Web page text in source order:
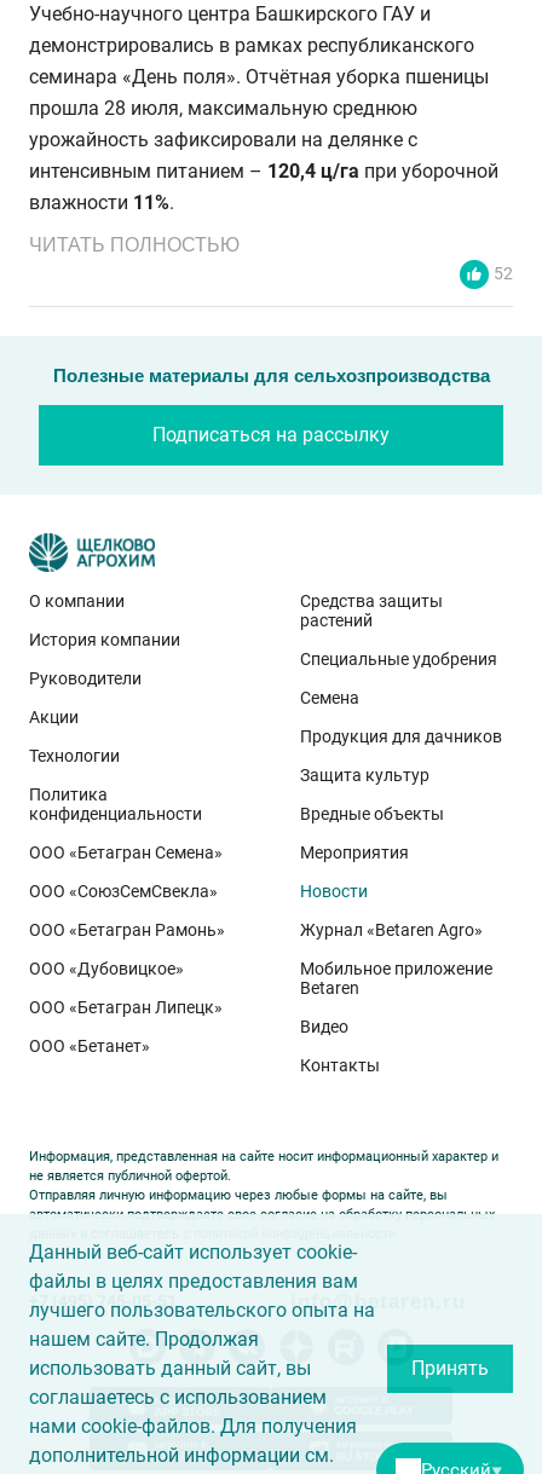
Учебно-научного центра Башкирского ГАУ и
демонстрировались в рамках республиканского
семинара «День поля». Отчётная уборка пшеницы
прошла 28 июля, максимальную среднюю
урожайность зафиксировали на делянке с
интенсивным питанием – 120,4 ц/га при уборочной
влажности 11%.
Эти результаты особенно показательны для
условий Приволжского федерального округа. Они
демонстрируют, что потенциал интенсивного сорта
реализуется при грамотном управлении
технологией: сбалансированном минеральном
питании, эффективной защите растений и точном
относится к новому поколению сортов орловского
биотипа озимой пшеницы. Это достижение
департамента селекции и семеноводства «Щёлково
Агрохим». Ей принадлежит рекорд
полученный в Орловской области в 2025 году.
Ермоловка максимально отзывчива на приёмы
интенсификации. Внесена в Государственный реестр
массивный поникающий колос и высокая
озернённость – до50–80
30у традиционных сортов. Именно такая
архитектура растения позволяет эффективно
использовать высокий агрофон и формировать
урожай, недостижимый для прежних селекционных
образцов.
ЧИТАТЬ ПОЛНОСТЬЮ
52
Полезные материалы для сельхозпроизводства
Подписаться на рассылку
О компании
История компании
Руководители
Акции
Технологии
Политика
конфиденциальности
ООО «Бетагран Семена»
ООО «СоюзСемСвекла»
ООО «Бетагран Рамонь»
ООО «Дубовицкое»
ООО «Бетагран Липецк»
ООО «Бетанет»
Средства защиты
растений
Специальные удобрения
Семена
Продукция для дачников
Защита культур
Вредные объекты
Мероприятия
Новости
Журнал «Betaren Agro»
Мобильное приложение
Betaren
Видео
Контакты
Информация, представленная на сайте носит информационный характер и
не является публичной офертой.
Отправляя личную информацию через любые формы на сайте, вы
автоматически подтверждаете свое согласие на обработку персональных
info@betaren.ru
▼
Данный веб-сайт использует cookie-
файлы в целях предоставления вам
лучшего пользовательского опыта на
нашем сайте. Продолжая
использовать данный сайт, вы
соглашаетесь с использованием
нами cookie-файлов. Для получения
дополнительной информации см.
Принять